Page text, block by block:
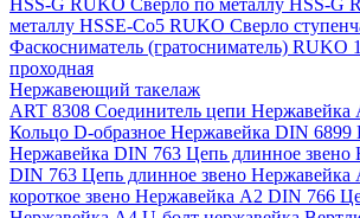
HSS-G RUKO Сверло по металлу HSS-G
металлу HSSE-Co5 RUKO Сверло
Фаскосниматель (гратосниматель) RUKO
проходная
Нержавеющий такелаж
ART 8308 Соединитель цепи Нержавейка
Кольцо D-образное Нержавейка DIN 6899
Нержавейка DIN 763 Цепь длинное звено
DIN 763 Цепь длинное звено Нержавейка
короткое звено Нержавейка A2 DIN 766